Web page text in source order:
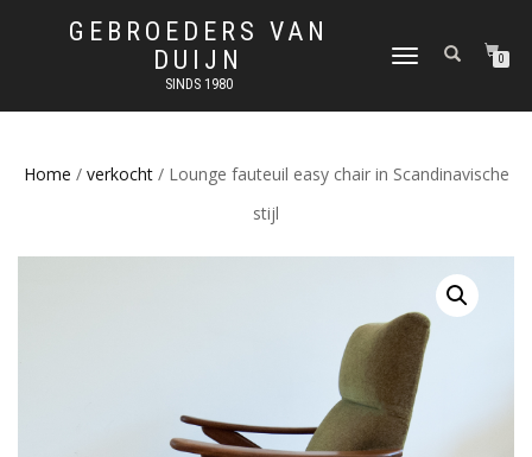
GEBROEDERS VAN
DUIJN
SINDS 1980
SCHAKEL
0
Home / verkocht/ Lounge fauteuil easy chair in Scandinavische
stijl